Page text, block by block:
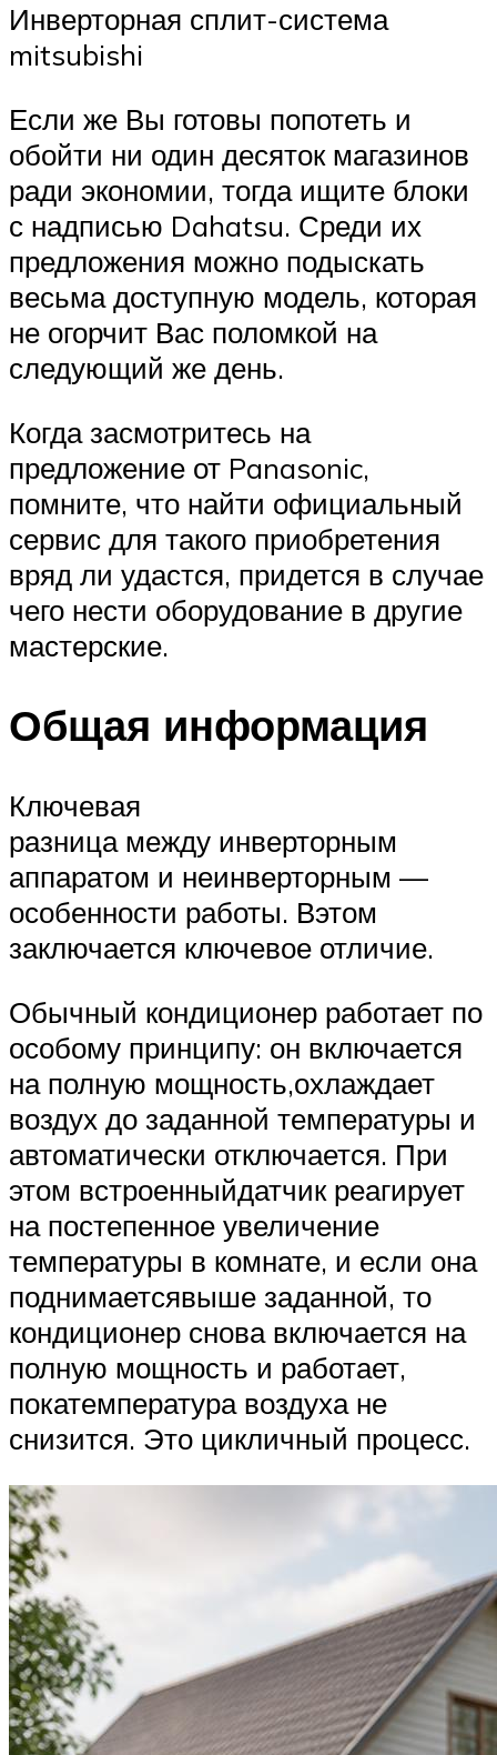
Инверторная сплит-система
mitsubishi
Если же Вы готовы попотеть и
обойти ни один десяток магазинов
ради экономии, тогда ищите блоки
с надписью Dahatsu. Среди их
предложения можно подыскать
весьма доступную модель, которая
не огорчит Вас поломкой на
следующий же день.
Когда засмотритесь на
предложение от Panasonic,
помните, что найти официальный
сервис для такого приобретения
вряд ли удастся, придется в случае
чего нести оборудование в другие
мастерские.
Общая информация
Ключевая
разница между инверторным
аппаратом и неинверторным —
особенности работы. Вэтом
заключается ключевое отличие.
Обычный кондиционер работает по
особому принципу: он включается
на полную мощность,охлаждает
воздух до заданной температуры и
автоматически отключается. При
этом встроенныйдатчик реагирует
на постепенное увеличение
температуры в комнате, и если она
поднимаетсявыше заданной, то
кондиционер снова включается на
полную мощность и работает,
покатемпература воздуха не
снизится. Это цикличный процесс.